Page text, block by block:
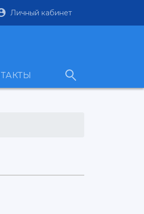
Личный кабинет